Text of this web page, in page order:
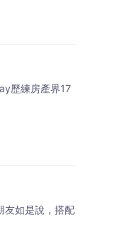
歷練房產界17
友如是說，搭配